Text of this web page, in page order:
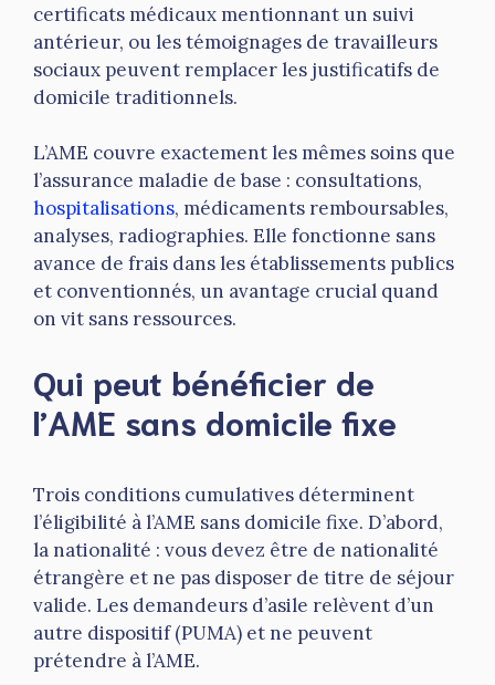
certificats médicaux mentionnant un suivi
antérieur, ou les témoignages de travailleurs
sociaux peuvent remplacer les justificatifs de
domicile traditionnels.
L’AME couvre exactement les mêmes soins que
l’assurance maladie de base : consultations,
hospitalisations, médicaments remboursables,
analyses, radiographies. Elle fonctionne sans
avance de frais dans les établissements publics
et conventionnés, un avantage crucial quand
on vit sans ressources.
Qui peut bénéficier de
l’AME sans domicile fixe
Trois conditions cumulatives déterminent
l’éligibilité à l’AME sans domicile fixe. D’abord,
la nationalité : vous devez être de nationalité
étrangère et ne pas disposer de titre de séjour
valide. Les demandeurs d’asile relèvent d’un
autre dispositif (PUMA) et ne peuvent
prétendre à l’AME.